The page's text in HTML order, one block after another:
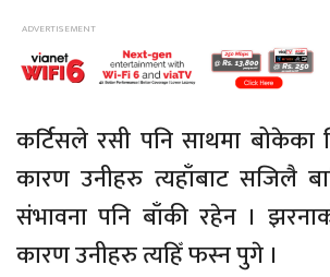
कर्टिसले रसी पनि साथमा
कारण उनीहरु त्यहाँबाट सजिलै
संभावना पनि बाँकी रहेन ।
कारण उनीहरु त्यहिँ फस्न पुगे ।